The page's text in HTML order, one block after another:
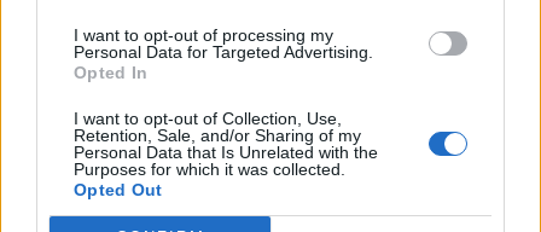
I want to opt-out of processing my
Personal Data for Targeted Advertising.
Opted In
I want to opt-out of Collection, Use,
Retention, Sale, and/or Sharing of my
Personal Data that Is Unrelated with the
Purposes for which it was collected.
Opted Out
Lebende Forenlegende, weiblich
Beiträge:
Zustimmungen:
Punkte für Erfolge:
6.000
lissy_kind
Lebende Forenlegende
Beiträge: 254.074 Zustimmungen: 665.120
6.000